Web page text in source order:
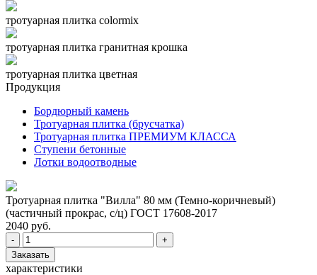
тротуарная плитка colormix
тротуарная плитка гранитная крошка
тротуарная плитка цветная
Продукция
Бордюрный камень
Тротуарная плитка (брусчатка)
Тротуарная плитка ПРЕМИУМ КЛАССА
Ступени бетонные
Лотки водоотводные
Тротуарная плитка "Вилла" 80 мм (Темно-коричневый)
(частичный прокрас, с/ц) ГОСТ 17608-2017
2040 руб.
-
+
Заказать
характеристики